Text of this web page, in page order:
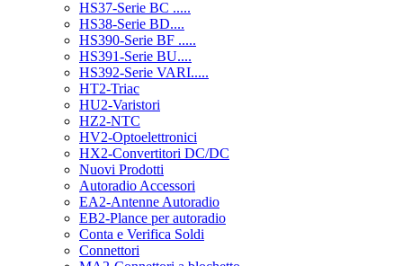
HS37-Serie BC .....
HS38-Serie BD....
HS390-Serie BF .....
HS391-Serie BU....
HS392-Serie VARI.....
HT2-Triac
HU2-Varistori
HZ2-NTC
HV2-Optoelettronici
HX2-Convertitori DC/DC
Nuovi Prodotti
Autoradio Accessori
EA2-Antenne Autoradio
EB2-Plance per autoradio
Conta e Verifica Soldi
Connettori